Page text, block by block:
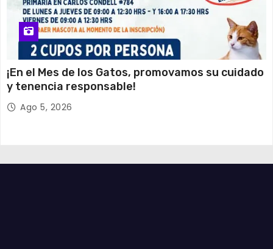
¡En el Mes de los Gatos, promovamos su cuidado
y tenencia responsable!
Ago 5, 2026